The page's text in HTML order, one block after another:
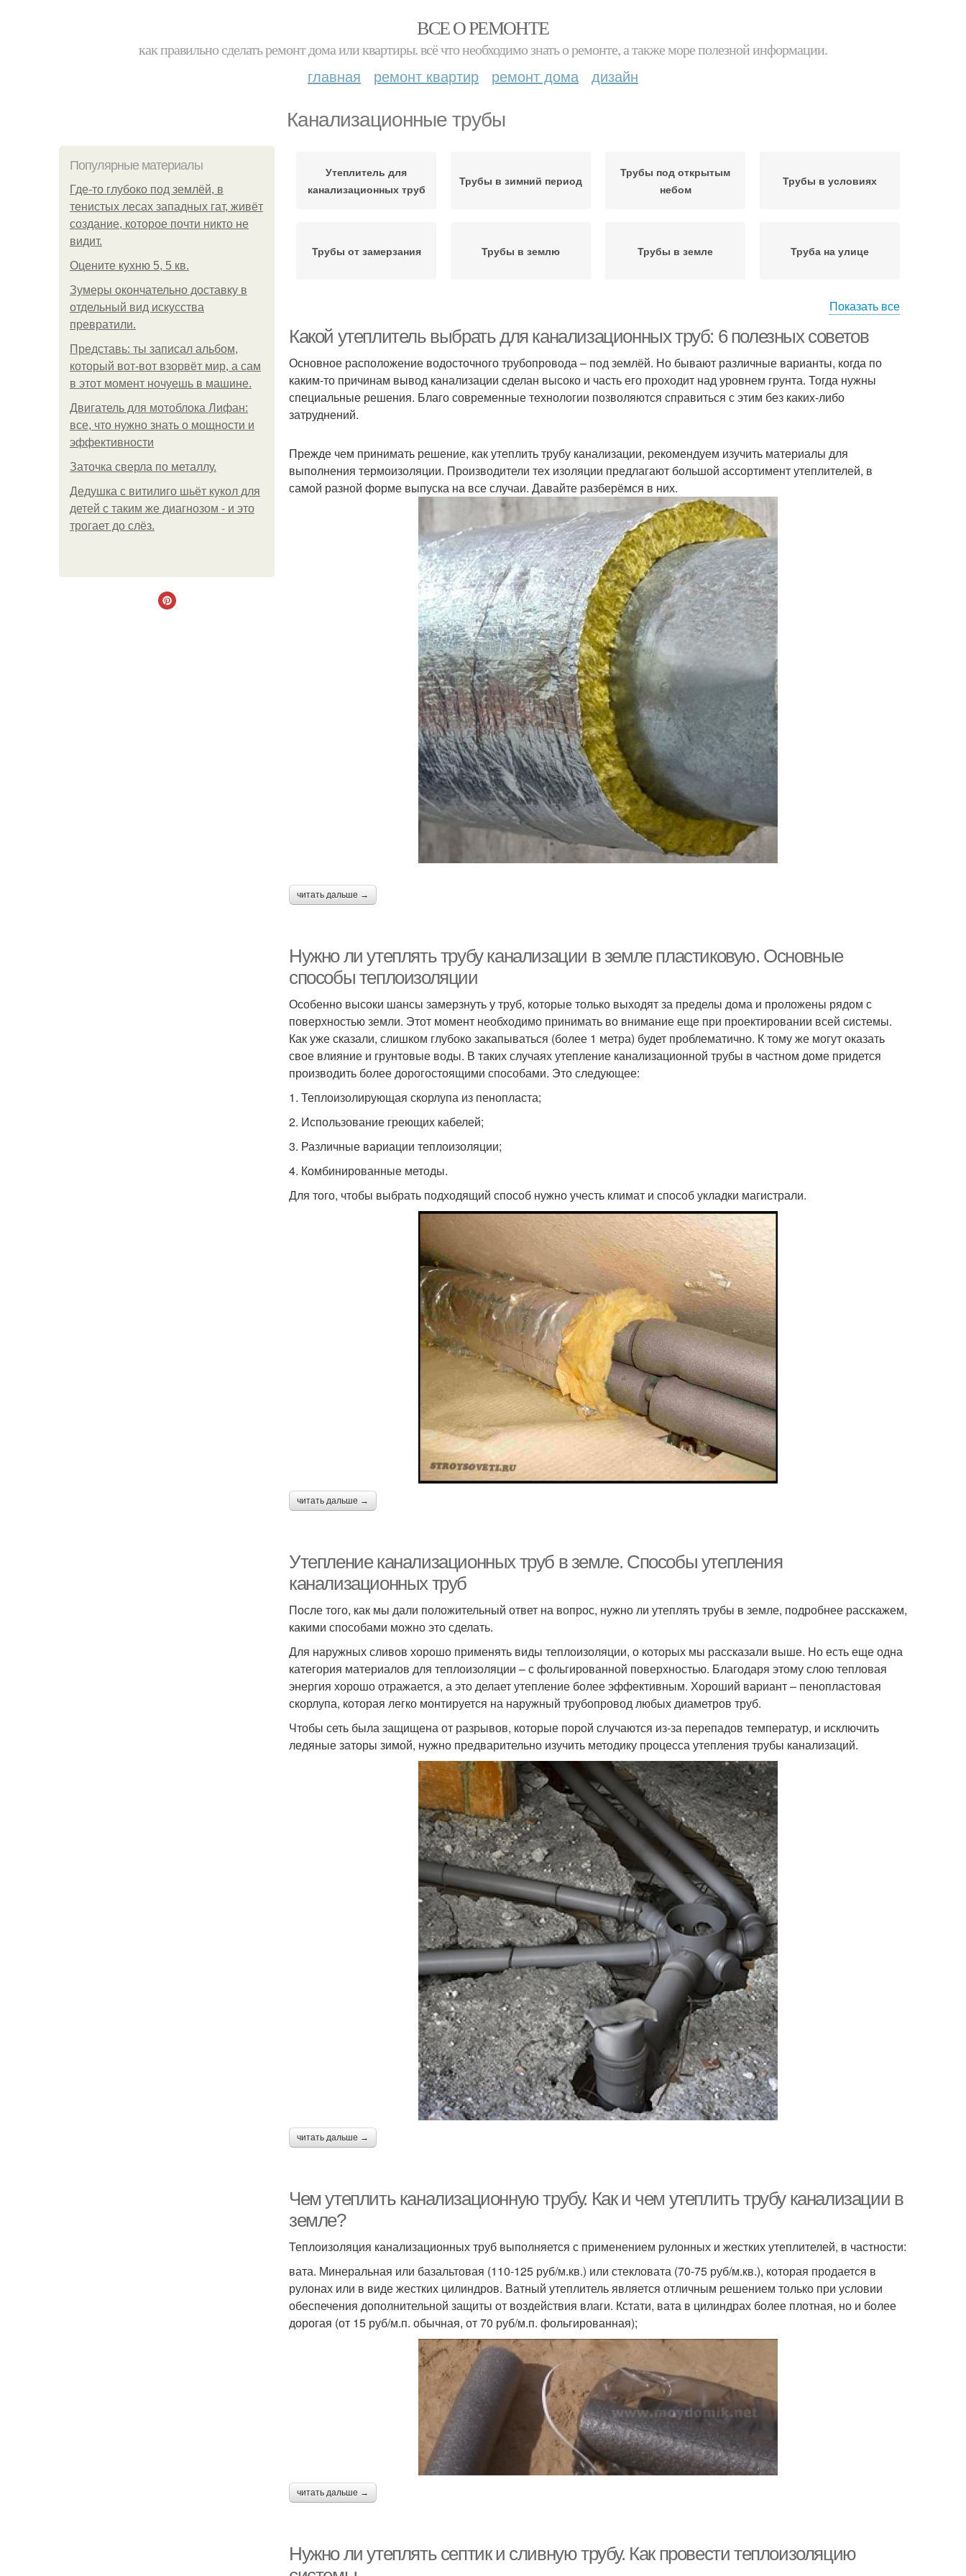
ВСЕ О РЕМОНТЕ
как правильно сделать ремонт дома или квартиры. всё что необходимо знать о ремонте, а также море полезной информации.
главная ремонт квартир ремонт дома дизайн
Канализационные трубы
Популярные материалы
Где-то глубоко под землёй, в
тенистых лесах западных гат, живёт
создание, которое почти никто не
видит.
Оцените кухню 5, 5 кв.
Зумеры окончательно доставку в
отдельный вид искусства
превратили.
Представь: ты записал альбом,
который вот-вот взорвёт мир, а сам
в этот момент ночуешь в машине.
Двигатель для мотоблока Лифан:
все, что нужно знать о мощности и
эффективности
Заточка сверла по металлу.
Дедушка с витилиго шьёт кукол для
детей с таким же диагнозом - и это
трогает до слёз.
Утеплитель для
канализационных труб
Трубы в зимний период
Трубы под открытым
небом
Трубы в условиях
Трубы от замерзания Трубы в землю Трубы в земле Труба на улице
фундаменте
Полипропиленовые
трубы
Трубы для внутреннего
монтажа
Сливная труба Трубы в септик
Канализационная труба
Глубины для
канализационной
системы
Трубы для септика Трубы по диаметру
Труба в земле Трубы в траншею Трубы от промерзания
Трубы в частном доме Труба под домом Трубы в грунте
Трубы под домом
Канализационные
системы
Показать все
Какой утеплитель выбрать для канализационных труб: 6 полезных советов
Основное расположение водосточного трубопровода – под землёй. Но бывают различные варианты, когда по
каким-то причинам вывод канализации сделан высоко и часть его проходит над уровнем грунта. Тогда нужны
специальные решения. Благо современные технологии позволяются справиться с этим без каких-либо
затруднений.
Прежде чем принимать решение, как утеплить трубу канализации, рекомендуем изучить материалы для
выполнения термоизоляции. Производители тех изоляции предлагают большой ассортимент утеплителей, в
самой разной форме выпуска на все случаи. Давайте разберёмся в них.
читать дальше →
Нужно ли утеплять трубу канализации в земле пластиковую. Основные
способы теплоизоляции
Особенно высоки шансы замерзнуть у труб, которые только выходят за пределы дома и проложены рядом с
поверхностью земли. Этот момент необходимо принимать во внимание еще при проектировании всей системы.
Как уже сказали, слишком глубоко закапываться (более 1 метра) будет проблематично. К тому же могут оказать
свое влияние и грунтовые воды. В таких случаях утепление канализационной трубы в частном доме придется
производить более дорогостоящими способами. Это следующее:
1. Теплоизолирующая скорлупа из пенопласта;
2. Использование греющих кабелей;
3. Различные вариации теплоизоляции;
4. Комбинированные методы.
Для того, чтобы выбрать подходящий способ нужно учесть климат и способ укладки магистрали.
читать дальше →
Утепление канализационных труб в земле. Способы утепления
канализационных труб
После того, как мы дали положительный ответ на вопрос, нужно ли утеплять трубы в земле, подробнее расскажем,
какими способами можно это сделать.
Для наружных сливов хорошо применять виды теплоизоляции, о которых мы рассказали выше. Но есть еще одна
категория материалов для теплоизоляции – с фольгированной поверхностью. Благодаря этому слою тепловая
энергия хорошо отражается, а это делает утепление более эффективным. Хороший вариант – пенопластовая
скорлупа, которая легко монтируется на наружный трубопровод любых диаметров труб.
Чтобы сеть была защищена от разрывов, которые порой случаются из-за перепадов температур, и исключить
ледяные заторы зимой, нужно предварительно изучить методику процесса утепления трубы канализаций.
читать дальше →
Чем утеплить канализационную трубу. Как и чем утеплить трубу канализации в
земле?
Теплоизоляция канализационных труб выполняется с применением рулонных и жестких утеплителей, в частности:
вата. Минеральная или базальтовая (110-125 руб/м.кв.) или стекловата (70-75 руб/м.кв.), которая продается в
рулонах или в виде жестких цилиндров. Ватный утеплитель является отличным решением только при условии
обеспечения дополнительной защиты от воздействия влаги. Кстати, вата в цилиндрах более плотная, но и более
дорогая (от 15 руб/м.п. обычная, от 70 руб/м.п. фольгированная);
читать дальше →
Нужно ли утеплять септик и сливную трубу. Как провести теплоизоляцию